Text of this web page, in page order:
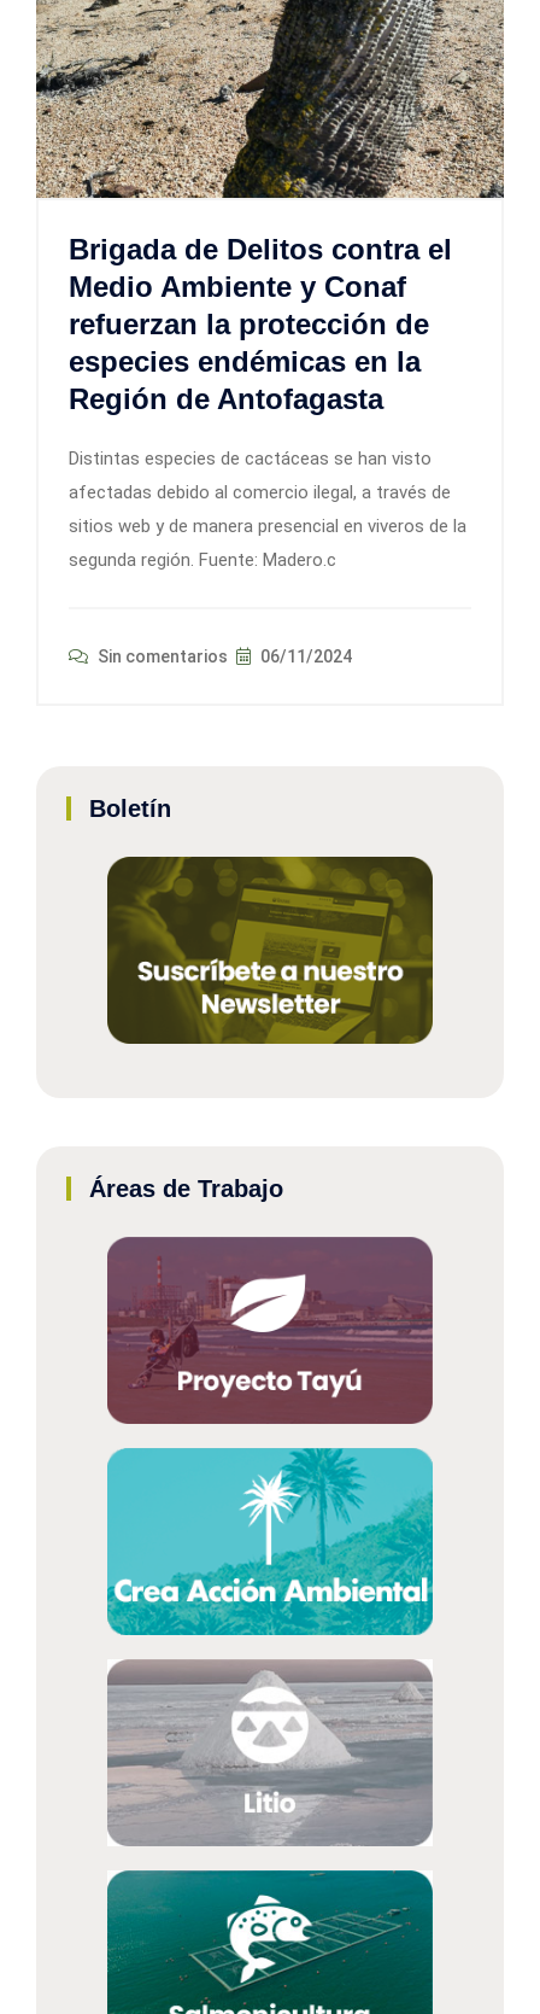
Brigada de Delitos contra el
Medio Ambiente y Conaf
refuerzan la protección de
especies endémicas en la
Región de Antofagasta
Distintas especies de cactáceas se han visto
afectadas debido al comercio ilegal, a través de
sitios web y de manera presencial en viveros de la
segunda región. Fuente: Madero.c
Sin comentarios 06/11/2024
Boletín
Áreas de Trabajo